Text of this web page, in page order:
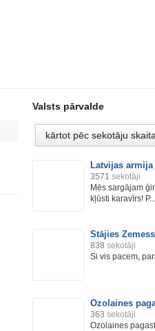
Valsts pārvalde
Latvijas armija
3571 sekotāji
Mēs sargājam
kļūsti karavīrs! P...
Stājies
838 sekotāji
Si vis pacem,
Ozolaines
363 sekotāji
Ozolaines